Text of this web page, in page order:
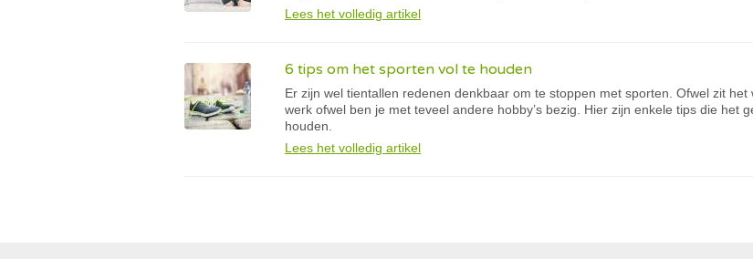
Lees het volledig artikel
6 tips om het sporten vol te houden
Er zijn wel tientallen redenen denkbaar om te stoppen met sporten. Ofwel zit
werk ofwel ben je met teveel andere hobby’s bezig. Hier zijn enkele tips die het
houden.
Lees het volledig artikel